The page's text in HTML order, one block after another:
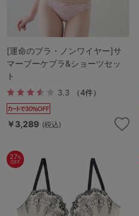
[運命のブラ・ノンワイヤー]サ
マーブーケブラ&ショーツセッ
ト
3.3 （4件）
￥3,289 (税込)
27%
OFF